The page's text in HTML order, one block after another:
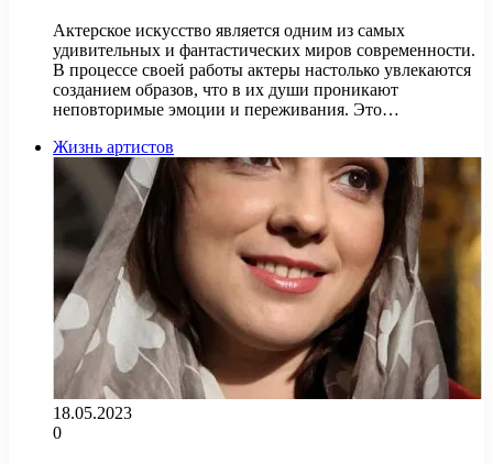
Актерское искусство является одним из самых
удивительных и фантастических миров современности.
В процессе своей работы актеры настолько увлекаются
созданием образов, что в их души проникают
неповторимые эмоции и переживания. Это…
Жизнь артистов
18.05.2023
0